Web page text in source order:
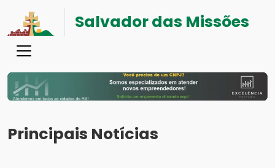
Salvador das Missões
Principais Notícias